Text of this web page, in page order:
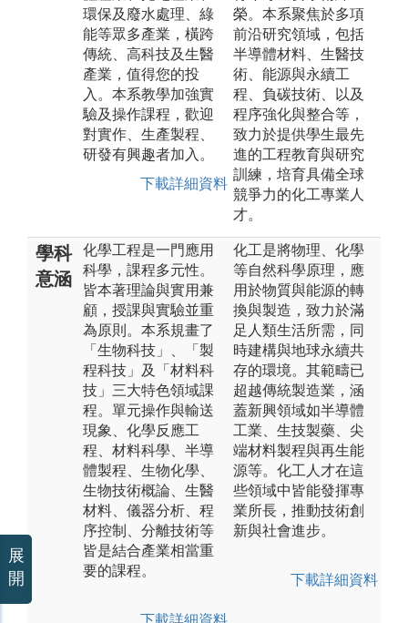
環保及廢水處理、綠
能等眾多產業，橫跨
傳統、高科技及生醫
產業，值得您的投
入。本系教學加強實
驗及操作課程，歡迎
對實作、生產製程、
研發有興趣者加入。
下載詳細資料
榮。本系聚焦於多項
前沿研究領域，包括
半導體材料、生醫技
術、能源與永續工
程、負碳技術、以及
程序強化與整合等，
致力於提供學生最先
進的工程教育與研究
訓練，培育具備全球
競爭力的化工專業人
才。
學科
意涵
化學工程是一門應用
科學，課程多元性。
皆本著理論與實用兼
顧，授課與實驗並重
為原則。本系規畫了
「生物科技」、「製
程科技」及「材料科
技」三大特色領域課
程。單元操作與輸送
現象、化學反應工
程、材料科學、半導
體製程、生物化學、
生物技術概論、生醫
材料、儀器分析、程
序控制、分離技術等
皆是結合產業相當重
要的課程。
下載詳細資料
化工是將物理、化學
等自然科學原理，應
用於物質與能源的轉
換與製造，致力於滿
足人類生活所需，同
時建構與地球永續共
存的環境。其範疇已
超越傳統製造業，涵
蓋新興領域如半導體
工業、生技製藥、尖
端材料製程與再生能
源等。化工人才在這
些領域中皆能發揮專
業所長，推動技術創
新與社會進步。
下載詳細資料
展
開